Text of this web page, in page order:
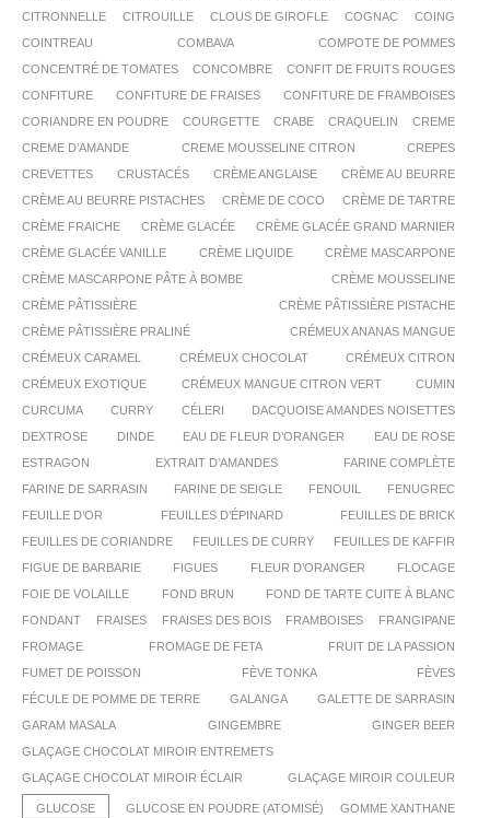
CITRONNELLE
CITROUILLE CLOUS DE GIROFLE COGNAC
COING
COINTREAU
COMBAVA
COMPOTE DE POMMES
CONCENTRÉ DE TOMATES
CONCOMBRE
CONFIT DE FRUITS ROUGES
CONFITURE
CONFITURE DE FRAISES
CONFITURE DE FRAMBOISES
CORIANDRE EN POUDRE
COURGETTE CRABE CRAQUELIN
CREME
CREME D’AMANDE
CREME MOUSSELINE CITRON
CREPES
CREVETTES
CRUSTACÉS CRÈME ANGLAISE
CRÈME AU BEURRE
CRÈME AU BEURRE PISTACHES
CRÈME DE COCO
CRÈME DE TARTRE
CRÈME FRAICHE
CRÈME GLACÉE
CRÈME GLACÉE GRAND MARNIER
CRÈME GLACÉE VANILLE
CRÈME LIQUIDE
CRÈME MASCARPONE
CRÈME MASCARPONE PÂTE À BOMBE
CRÈME MOUSSELINE
CRÈME PÂTISSIÈRE
CRÈME PÂTISSIÈRE PISTACHE
CRÈME PÂTISSIÈRE PRALINÉ
CRÉMEUX ANANAS MANGUE
CRÉMEUX CARAMEL
CRÉMEUX CHOCOLAT
CRÉMEUX CITRON
CRÉMEUX EXOTIQUE
CRÉMEUX MANGUE CITRON VERT
CUMIN
CURCUMA
CURRY CÉLERI
DACQUOISE AMANDES NOISETTES
DEXTROSE
DINDE EAU DE FLEUR D’ORANGER
EAU DE ROSE
ESTRAGON
EXTRAIT D’AMANDES
FARINE COMPLÈTE
FARINE DE SARRASIN
FARINE DE SEIGLE FENOUIL
FENUGREC
FEUILLE D’OR
FEUILLES D’ÉPINARD
FEUILLES DE BRICK
FEUILLES DE CORIANDRE
FEUILLES DE CURRY
FEUILLES DE KAFFIR
FIGUE DE BARBARIE
FIGUES FLEUR D’ORANGER
FLOCAGE
FOIE DE VOLAILLE
FOND BRUN
FOND DE TARTE CUITE À BLANC
FONDANT
FRAISES FRAISES DES BOIS FRAMBOISES
FRANGIPANE
FROMAGE
FROMAGE DE FETA
FRUIT DE LA PASSION
FUMET DE POISSON
FÈVE TONKA
FÈVES
FÉCULE DE POMME DE TERRE
GALANGA
GALETTE DE SARRASIN
GARAM MASALA
GINGEMBRE
GINGER BEER
GLAÇAGE CHOCOLAT MIROIR ENTREMETS
GLAÇAGE CHOCOLAT MIROIR ÉCLAIR
GLAÇAGE MIROIR COULEUR
GLUCOSE GLUCOSE EN POUDRE (ATOMISÉ) GOMME XANTHANE